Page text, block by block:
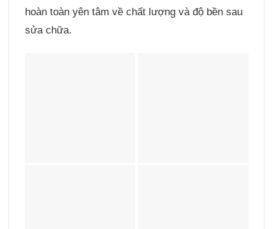
hoàn toàn yên tâm về chất lượng và độ bền sau
sửa chữa.